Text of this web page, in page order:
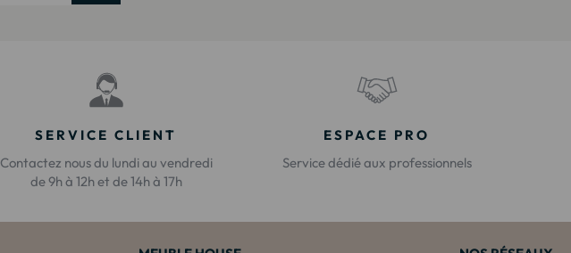
SERVICE CLIENT
Contactez nous du lundi au vendredi
de 9h à 12h et de 14h à 17h
ESPACE PRO
Service dédié aux professionnels